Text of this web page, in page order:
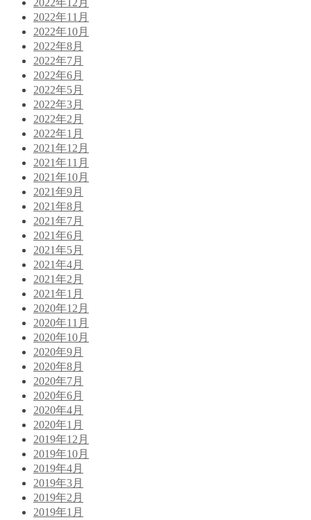
2022年12月
2022年11月
2022年10月
2022年8月
2022年7月
2022年6月
2022年5月
2022年3月
2022年2月
2022年1月
2021年12月
2021年11月
2021年10月
2021年9月
2021年8月
2021年7月
2021年6月
2021年5月
2021年4月
2021年2月
2021年1月
2020年12月
2020年11月
2020年10月
2020年9月
2020年8月
2020年7月
2020年6月
2020年4月
2020年1月
2019年12月
2019年10月
2019年4月
2019年3月
2019年2月
2019年1月